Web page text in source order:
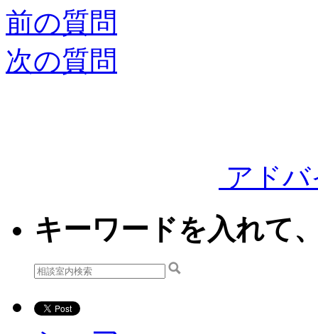
前の質問
次の質問
アド
キーワードを入れて